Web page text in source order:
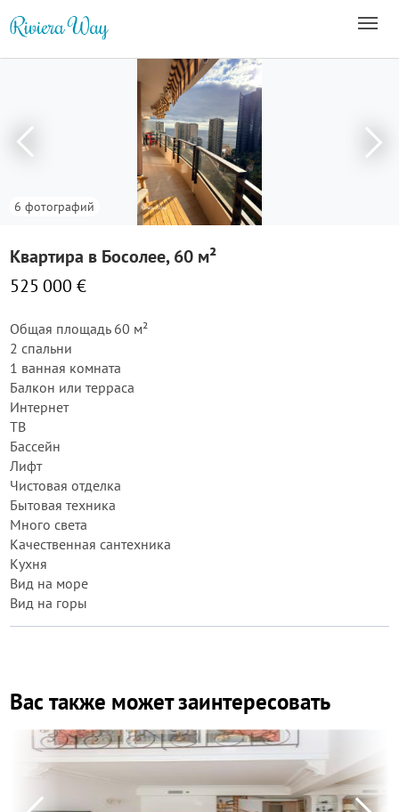
6 фотографий
Квартира в Босолее, 60 м²
525 000 €
Общая площадь 60 м²
2 спальни
1 ванная комната
Балкон или терраса
Интернет
ТВ
Бассейн
Лифт
Чистовая отделка
Бытовая техника
Много света
Качественная сантехника
Кухня
Вид на море
Вид на горы
Вас также может заинтересовать